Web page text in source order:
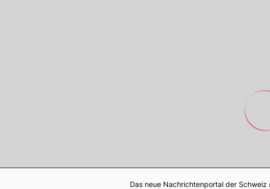
Das neue Nachrichtenportal der